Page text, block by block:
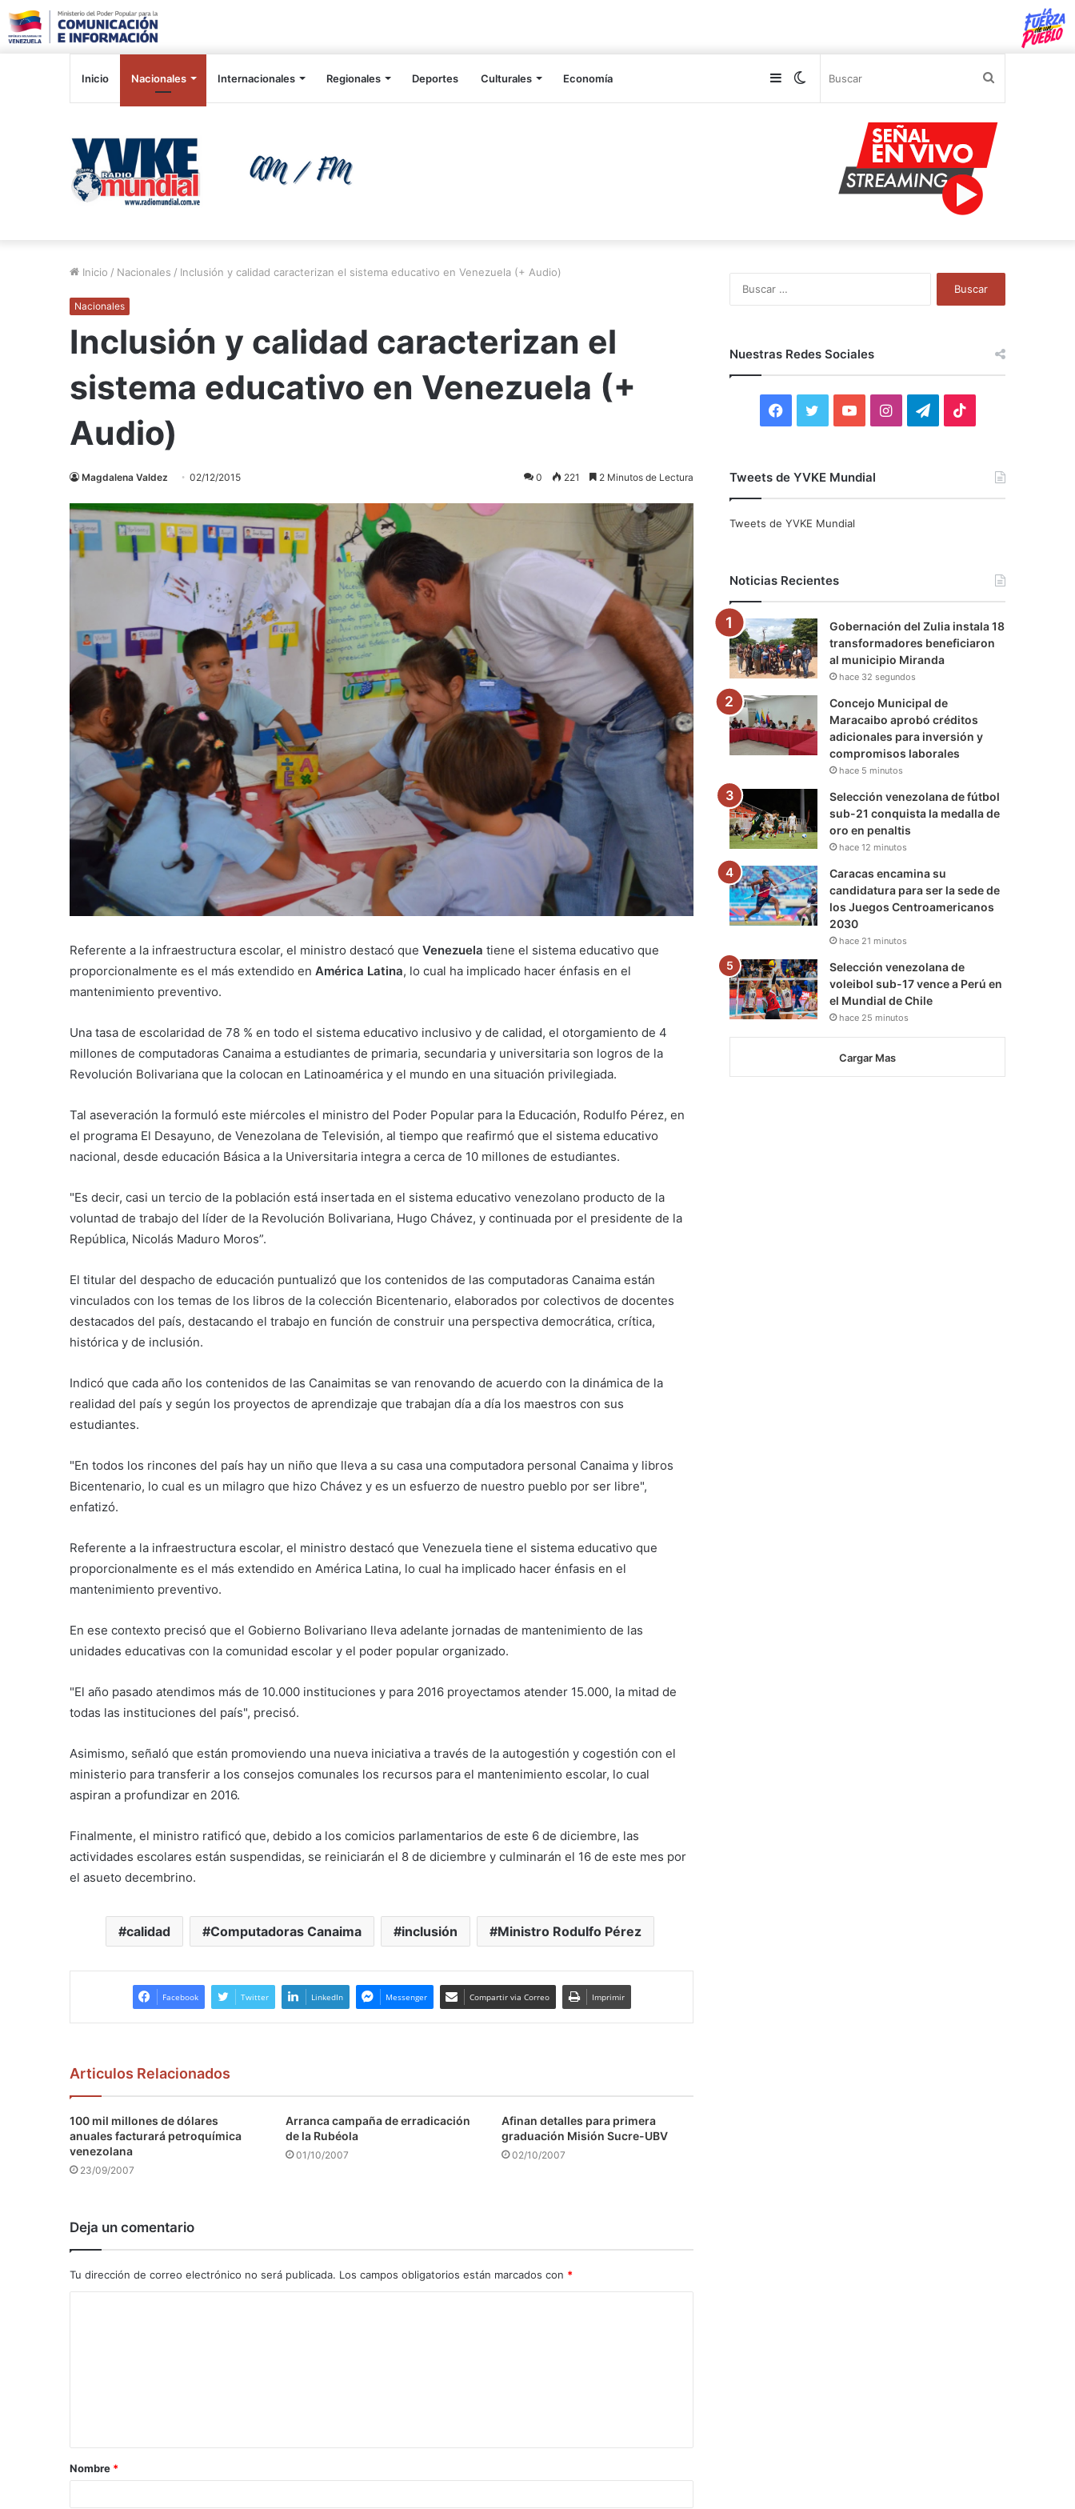
Inicio Nacionales Internacionales Regionales Deportes Culturales Economía Switch
Sidebar
Inicio / Nacionales / Inclusión y calidad caracterizan el sistema educativo en Venezuela (+ Audio)
Nacionales
Inclusión y calidad caracterizan el
sistema educativo en Venezuela (+
Audio)
Magdalena Valdez 02/12/2015 0 221 2 Minutos de Lectura
Referente a la infraestructura escolar, el ministro destacó que Venezuela tiene el sistema educativo que
proporcionalmente es el más extendido en América Latina, lo cual ha implicado hacer énfasis en el
mantenimiento preventivo.
Una tasa de escolaridad de 78 % en todo el sistema educativo inclusivo y de calidad, el otorgamiento de 4
millones de computadoras Canaima a estudiantes de primaria, secundaria y universitaria son logros de la
Revolución Bolivariana que la colocan en Latinoamérica y el mundo en una situación privilegiada.
Tal aseveración la formuló este miércoles el ministro del Poder Popular para la Educación, Rodulfo Pérez, en
el programa El Desayuno, de Venezolana de Televisión, al tiempo que reafirmó que el sistema educativo
nacional, desde educación Básica a la Universitaria integra a cerca de 10 millones de estudiantes.
"Es decir, casi un tercio de la población está insertada en el sistema educativo venezolano producto de la
voluntad de trabajo del líder de la Revolución Bolivariana, Hugo Chávez, y continuada por el presidente de la
República, Nicolás Maduro Moros”.
El titular del despacho de educación puntualizó que los contenidos de las computadoras Canaima están
vinculados con los temas de los libros de la colección Bicentenario, elaborados por colectivos de docentes
destacados del país, destacando el trabajo en función de construir una perspectiva democrática, crítica,
histórica y de inclusión.
Indicó que cada año los contenidos de las Canaimitas se van renovando de acuerdo con la dinámica de la
realidad del país y según los proyectos de aprendizaje que trabajan día a día los maestros con sus
estudiantes.
"En todos los rincones del país hay un niño que lleva a su casa una computadora personal Canaima y libros
Bicentenario, lo cual es un milagro que hizo Chávez y es un esfuerzo de nuestro pueblo por ser libre",
enfatizó.
Referente a la infraestructura escolar, el ministro destacó que Venezuela tiene el sistema educativo que
proporcionalmente es el más extendido en América Latina, lo cual ha implicado hacer énfasis en el
mantenimiento preventivo.
En ese contexto precisó que el Gobierno Bolivariano lleva adelante jornadas de mantenimiento de las
unidades educativas con la comunidad escolar y el poder popular organizado.
"El año pasado atendimos más de 10.000 instituciones y para 2016 proyectamos atender 15.000, la mitad de
todas las instituciones del país", precisó.
Asimismo, señaló que están promoviendo una nueva iniciativa a través de la autogestión y cogestión con el
ministerio para transferir a los consejos comunales los recursos para el mantenimiento escolar, lo cual
aspiran a profundizar en 2016.
Finalmente, el ministro ratificó que, debido a los comicios parlamentarios de este 6 de diciembre, las
actividades escolares están suspendidas, se reiniciarán el 8 de diciembre y culminarán el 16 de este mes por
el asueto decembrino.
calidad Computadoras Canaima inclusión Ministro Rodulfo Pérez
Facebook Twitter LinkedIn Messenger Compartir via Correo Imprimir
Articulos Relacionados
100 mil millones de dólares
anuales facturará petroquímica
venezolana
23/09/2007
Arranca campaña de erradicación
de la Rubéola
01/10/2007
Afinan detalles para primera
graduación Misión Sucre-UBV
02/10/2007
Deja un comentario
Tu dirección de correo electrónico no será publicada. Los campos obligatorios están marcados con *
a
r
Nombre *
Nuestras Redes Sociales
F
c
o
k
i
r
Y
u
e
I
r
a
m
T
a
m
Tweets de YVKE Mundial
Tweets de YVKE Mundial
Noticias Recientes
Gobernación del Zulia instala 18
transformadores beneficiaron
al municipio Miranda
hace 32 segundos
Concejo Municipal de
Maracaibo aprobó créditos
adicionales para inversión y
compromisos laborales
hace 5 minutos
Selección venezolana de fútbol
sub-21 conquista la medalla de
oro en penaltis
hace 12 minutos
Caracas encamina su
candidatura para ser la sede de
los Juegos Centroamericanos
2030
hace 21 minutos
Selección venezolana de
voleibol sub-17 vence a Perú en
el Mundial de Chile
hace 25 minutos
Cargar Mas